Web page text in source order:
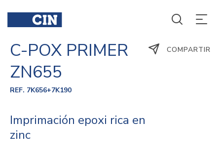
C-POX PRIMER
ZN655
REF. 7K656+7K190
Imprimación epoxi rica en
zinc
COMPARTIR